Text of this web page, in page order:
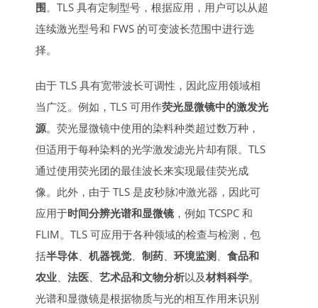
围。TLS 具有定制型号，根据应用，用户可以从超
连续激光型号和 FWS 的可变波长范围中进行选
择。
由于 TLS 具有宽带波长可调性，因此应用领域相
当广泛。例如，TLS 可用作荧光显微镜中的激发光
源。荧光显微镜中使用的染料种类超过数万种，
但适用于每种染料的光学激发滤光片却有限。TLS
通过使用荧光团的最佳波长来实现最佳荧光成
像。此外，由于 TLS 是皮秒脉冲激光器 ，因此可
应用于时间分辨光谱和显微镜 ，例如 TCSPC 和
FLIM。TLS 可应用于各种领域的检查与检测，包
括半导体、 机器视觉、 制药、 环境监测、 食品和
农业、 法医、 艺术品和文物分析以及材料科学。
光谱和显微镜是根据物质与光的相互作用来识别